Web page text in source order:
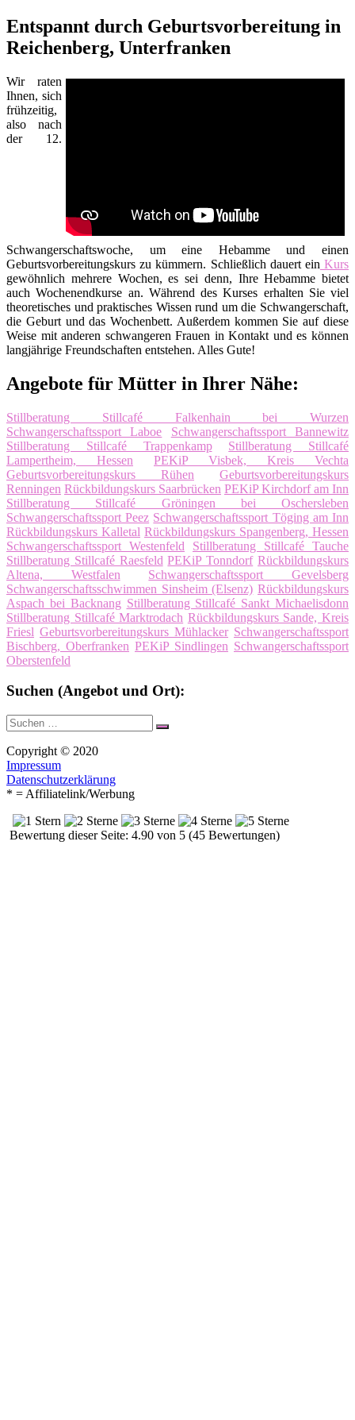
Entspannt durch Geburtsvorbereitung in
Reichenberg, Unterfranken
Wir raten
Ihnen, sich
frühzeitig,
also nach
der 12.
Schwangerschaftswoche, um eine Hebamme und einen
Geburtsvorbereitungskurs zu kümmern. Schließlich dauert ein Kurs
gewöhnlich mehrere Wochen, es sei denn, Ihre Hebamme bietet
auch Wochenendkurse an. Während des Kurses erhalten Sie viel
theoretisches und praktisches Wissen rund um die Schwangerschaft,
die Geburt und das Wochenbett. Außerdem kommen Sie auf diese
Weise mit anderen schwangeren Frauen in Kontakt und es können
langjährige Freundschaften entstehen. Alles Gute!
Angebote für Mütter in Ihrer Nähe:
Stillberatung Stillcafé Falkenhain bei Wurzen
Schwangerschaftssport Laboe
Schwangerschaftssport Bannewitz
Stillberatung Stillcafé Trappenkamp
Stillberatung Stillcafé
Lampertheim, Hessen
PEKiP Visbek, Kreis Vechta
Geburtsvorbereitungskurs Rühen
Geburtsvorbereitungskurs
Renningen Rückbildungskurs Saarbrücken PEKiP Kirchdorf am Inn
Stillberatung Stillcafé Gröningen bei Oschersleben
Schwangerschaftssport Peez Schwangerschaftssport Töging am Inn
Rückbildungskurs Kalletal Rückbildungskurs Spangenberg, Hessen
Schwangerschaftssport Westenfeld
Stillberatung Stillcafé Tauche
Stillberatung Stillcafé Raesfeld PEKiP Tonndorf Rückbildungskurs
Altena, Westfalen
Schwangerschaftssport Gevelsberg
Schwangerschaftsschwimmen Sinsheim (Elsenz) Rückbildungskurs
Aspach bei Backnang Stillberatung Stillcafé Sankt Michaelisdonn
Stillberatung Stillcafé Marktrodach Rückbildungskurs Sande, Kreis
Friesl Geburtsvorbereitungskurs Mühlacker Schwangerschaftssport
Bischberg, Oberfranken PEKiP Sindlingen Schwangerschaftssport
Oberstenfeld
Suchen (Angebot und Ort):
Suche
nach:
Suchen
Copyright © 2020
Impressum
Datenschutzerklärung
* = Affiliatelink/Werbung
Bewertung dieser Seite: 4.90 von 5 (45 Bewertungen)